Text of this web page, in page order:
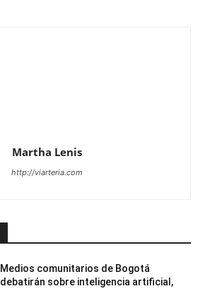
Martha Lenis
http://viarteria.com
Medios comunitarios de Bogotá
debatirán sobre inteligencia artificial,